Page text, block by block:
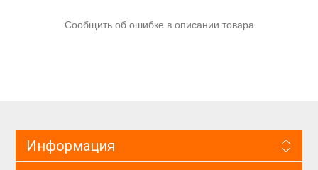
Сообщить об ошибке в описании товара
Информация